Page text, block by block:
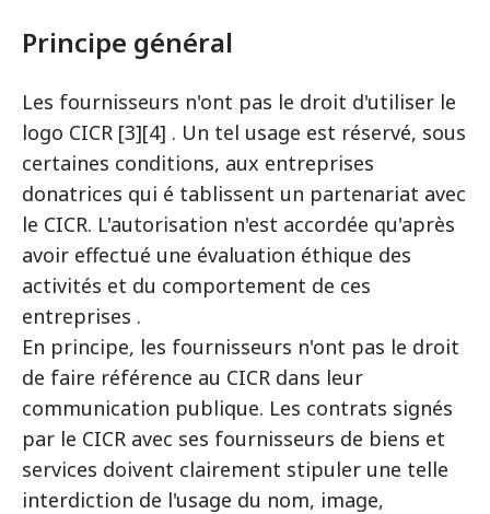
Principe général
Les fournisseurs n'ont pas le droit d'utiliser le
logo CICR [3][4] . Un tel usage est réservé, sous
certaines conditions, aux entreprises
donatrices qui é tablissent un partenariat avec
le CICR. L'autorisation n'est accordée qu'après
avoir effectué une évaluation éthique des
activités et du comportement de ces
entreprises .
En principe, les fournisseurs n'ont pas le droit
de faire référence au CICR dans leur
communication publique. Les contrats signés
par le CICR avec ses fournisseurs de biens et
services doivent clairement stipuler une telle
interdiction de l'usage du nom, image,